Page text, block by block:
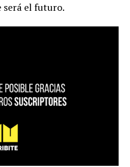
será el futuro.